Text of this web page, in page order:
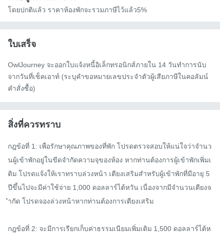
โดยปกติแล้ว ราคาห้องพักจะรวมภาษีไว้แล้ว5%
ใบเสร็จ
OwlJourney จะออกใบแจ้งหนี้อิเล็กทรอนิกส์ภายใน 14 วันทำการนับ
จากวันที่เช็คเอาท์ (ระบุคำขอหมายเลขประจำตัวผู้เสียภาษีในคอลัมน์
คำสั่งซื้อ)
สิ่งที่ควรทราบ
กฎข้อที่ 1: เพื่อรักษาคุณภาพของที่พัก โปรดตรวจสอบให้แน่ใจว่าจำนว
นผู้เข้าพักอยู่ในขีดจำกัดความจุของห้อง หากท่านต้องการผู้เข้าพักเพิ่มเ
ติม โปรดแจ้งให้เราทราบล่วงหน้า เตียงเสริมสำหรับผู้เข้าพักที่มีอายุ 5
ปีขึ้นไปจะมีค่าใช้จ่าย 1,000 ดอลลาร์ไต้หวัน เนื่องจากมีจำนวนเตียงจ
ำกัด โปรดจองล่วงหน้าหากท่านต้องการเตียงเสริม
กฎข้อที่ 2: จะมีการเรียกเก็บค่าธรรมเนียมเพิ่มเติม 1,500 ดอลลาร์ไต้ห